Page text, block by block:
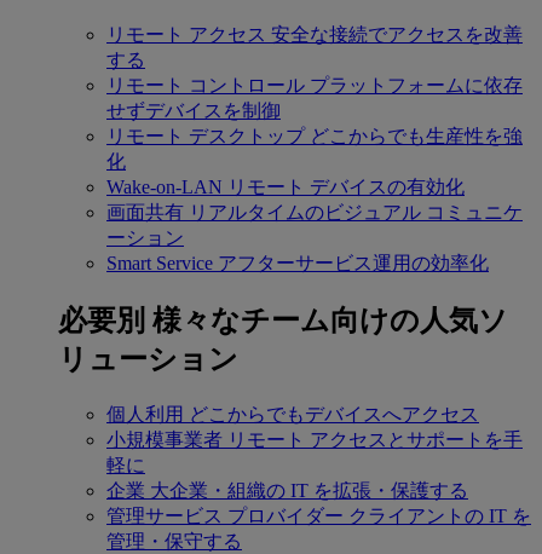
リモート アクセス 安全な接続でアクセスを改善
する
リモート コントロール プラットフォームに依存
せずデバイスを制御
リモート デスクトップ どこからでも生産性を強
化
Wake-on-LAN リモート デバイスの有効化
画面共有 リアルタイムのビジュアル コミュニケ
ーション
Smart Service アフターサービス運用の効率化
必要別 様々なチーム向けの人気ソ
リューション
個人利用 どこからでもデバイスへアクセス
小規模事業者 リモート アクセスとサポートを手
軽に
企業 大企業・組織の IT を拡張・保護する
管理サービス プロバイダー クライアントの IT を
管理・保守する